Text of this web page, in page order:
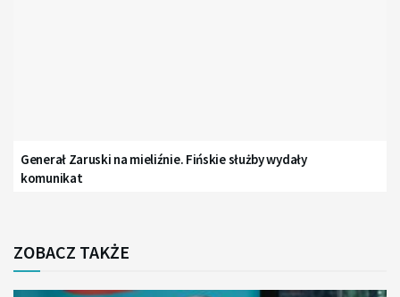
Generał Zaruski na mieliźnie. Fińskie służby wydały
komunikat
ZOBACZ TAKŻE